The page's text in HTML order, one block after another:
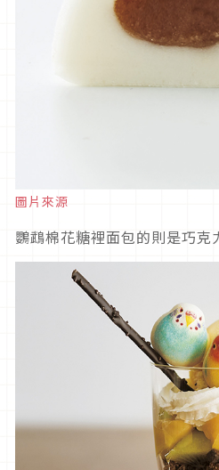
圖片來源
鸚鵡棉花糖裡面包的則是巧克